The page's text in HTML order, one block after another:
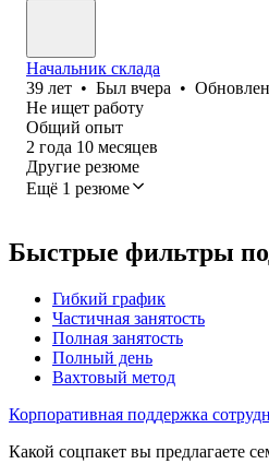
Начальник склада
39 лет • Был вчера •
Не ищет работу
Общий опыт
2 года 10 месяцев
Другие резюме
Ещё 1 резюме
Быстрые фильтры
Гибкий график
Частичная занятость
Полная занятость
Полный день
Вахтовый метод
Корпоративная поддержка
Какой соцпакет вы предлагаете